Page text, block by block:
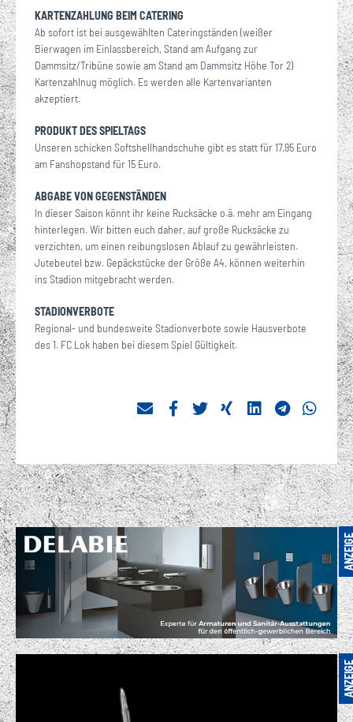
KARTENZAHLUNG BEIM CATERING
Ab sofort ist bei ausgewählten Cateringständen (weißer
Bierwagen im Einlassbereich, Stand am Aufgang zur
Dammsitz/Tribüne sowie am Stand am Dammsitz Höhe Tor 2)
Kartenzahlnug möglich. Es werden alle Kartenvarianten
akzeptiert.
PRODUKT DES SPIELTAGS
Unseren schicken Softshellhandschuhe gibt es statt für 17,95 Euro
am Fanshopstand für 15 Euro.
ABGABE VON GEGENSTÄNDEN
In dieser Saison könnt ihr keine Rucksäcke o.ä. mehr am Eingang
hinterlegen. Wir bitten euch daher, auf große Rucksäcke zu
verzichten, um einen reibungslosen Ablauf zu gewährleisten.
Jutebeutel bzw. Gepäckstücke der Größe A4, können weiterhin
ins Stadion mitgebracht werden.
STADIONVERBOTE
Regional- und bundesweite Stadionverbote sowie Hausverbote
des 1. FC Lok haben bei diesem Spiel Gültigkeit.